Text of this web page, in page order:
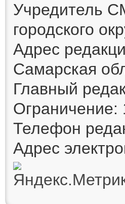
Учредитель
городского
Адрес
Самарская
Главный
Ограничение:
Телефон
Адрес